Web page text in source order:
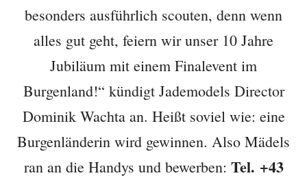
besonders ausführlich scouten, denn wenn
alles gut geht, feiern wir unser 10 Jahre
Jubiläum mit einem Finalevent im
Burgenland!“ kündigt Jademodels Director
Dominik Wachta an. Heißt soviel wie: eine
Burgenländerin wird gewinnen. Also Mädels
ran an die Handys und bewerben: Tel. +43